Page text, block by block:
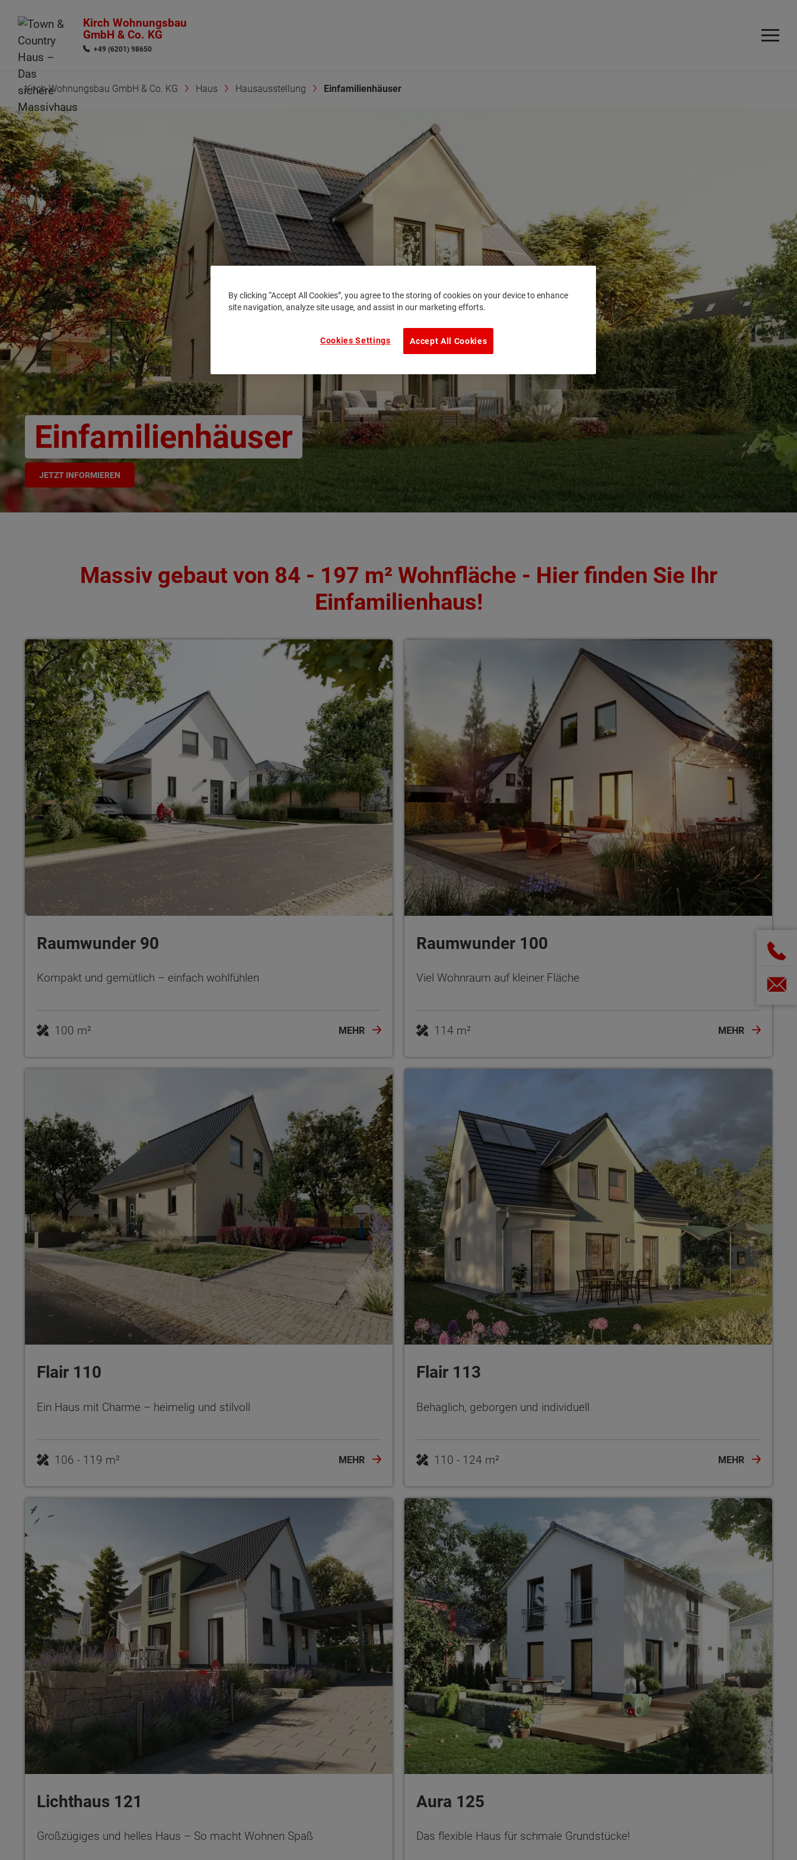
Kirch Wohnungsbau
GmbH & Co. KG
+49 (6201) 98650
Kirch Wohnungsbau GmbH & Co. KG Haus Hausausstellung Einfamilienhäuser
Einfamilienhäuser
JETZT INFORMIEREN
Massiv gebaut von 84 - 197 m² Wohnfläche - Hier finden Sie Ihr
Einfamilienhaus!
Raumwunder 90
Kompakt und gemütlich – einfach wohlfühlen
100 m² MEHR
Raumwunder 100
Viel Wohnraum auf kleiner Fläche
114 m² MEHR
Flair 110
Ein Haus mit Charme – heimelig und stilvoll
106 - 119 m² MEHR
Flair 113
Behaglich, geborgen und individuell
110 - 124 m² MEHR
Lichthaus 121
Großzügiges und helles Haus – So macht Wohnen Spaß
Aura 125
Das flexible Haus für schmale Grundstücke!
Wonach möchten Sie suchen?
By clicking “Accept All Cookies”, you agree to the storing of cookies on your device to enhance
site navigation, analyze site usage, and assist in our marketing efforts.
Accept All Cookies
Cookies Settings